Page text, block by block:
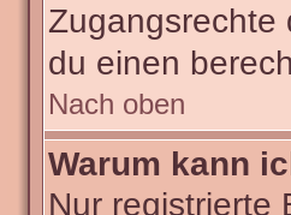
Zugangsrechte
du einen
Nach oben
Warum kann
Nur registrierte